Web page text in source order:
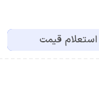
استعلام قیمت